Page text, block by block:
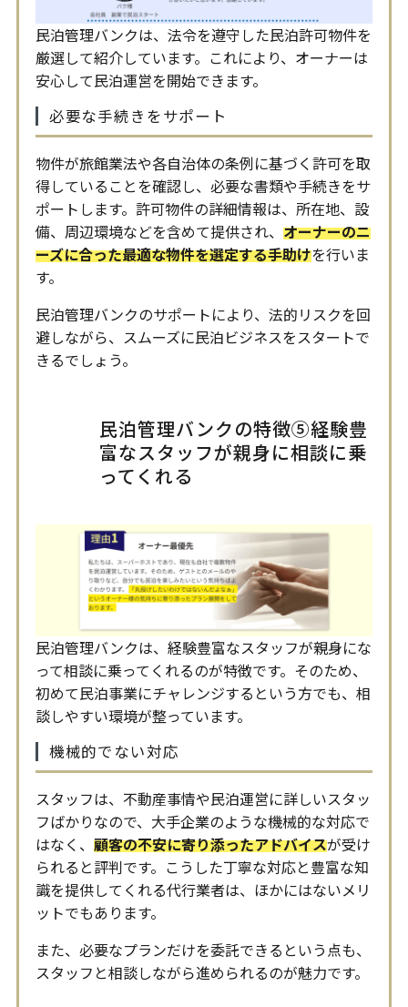
民泊管理バンクは、法令を遵守した民泊許可物件を
厳選して紹介しています。これにより、オーナーは
安心して民泊運営を開始できます。
必要な手続きをサポート
物件が旅館業法や各自治体の条例に基づく許可を取
得していることを確認し、必要な書類や手続きをサ
ポートします。許可物件の詳細情報は、所在地、設
備、周辺環境などを含めて提供され、 オーナーのニ
ーズに合った最適な物件を選定する手助けを行いま
す。
民泊管理バンクのサポートにより、法的リスクを回
避しながら、スムーズに民泊ビジネスをスタートで
きるでしょう。
民泊管理バンクの特徴⑤経験豊
富なスタッフが親身に相談に乗
ってくれる
民泊管理バンクは、経験豊富なスタッフが親身にな
って相談に乗ってくれるのが特徴です。そのため、
初めて民泊事業にチャレンジするという方でも、相
談しやすい環境が整っています。
機械的でない対応
スタッフは、不動産事情や民泊運営に詳しいスタッ
フばかりなので、大手企業のような機械的な対応で
はなく、 顧客の不安に寄り添ったアドバイスが受け
られると評判です。こうした丁寧な対応と豊富な知
識を提供してくれる代行業者は、ほかにはないメリ
ットでもあります。
また、必要なプランだけを委託できるという点も、
スタッフと相談しながら進められるのが魅力です。